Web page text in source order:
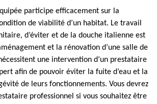
participe efficacement sur la
de viabilité d’un habitat. Le travail
d’éviter et de la douche italienne est
et la rénovation d’une salle de
une intervention d’un prestataire
afin de pouvoir éviter la fuite d’eau et la
de leurs fonctionnements. Vous devrez
professionnel si vous souhaitez être